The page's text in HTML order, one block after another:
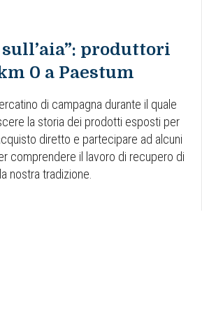
produttori
0 a Paestum
di campagna durante il quale
la storia dei prodotti esposti per
diretto e partecipare ad alcuni
comprendere il lavoro di recupero di
nostra tradizione.